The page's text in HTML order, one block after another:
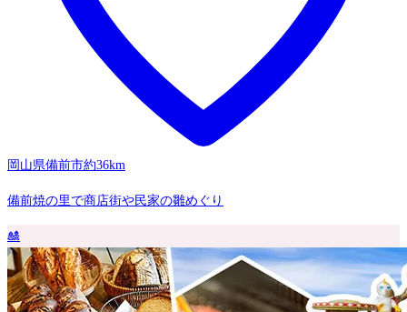
岡山県備前市約36km
備前焼の里で商店街や民家の雛めぐり
🎎